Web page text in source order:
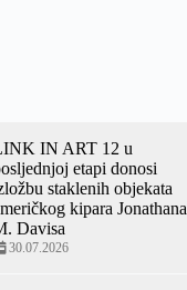
IN ART 12 u
etapi donosi
staklenih objekata
kipara Jonathana
Davisa
30.07.2026